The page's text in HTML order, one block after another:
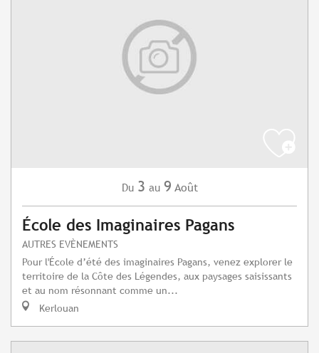
Du 3 au 9 Août
École des Imaginaires Pagans
AUTRES EVÈNEMENTS
Pour l'École d’été des imaginaires Pagans, venez explorer le
territoire de la Côte des Légendes, aux paysages saisissants
et au nom résonnant comme un...
Kerlouan